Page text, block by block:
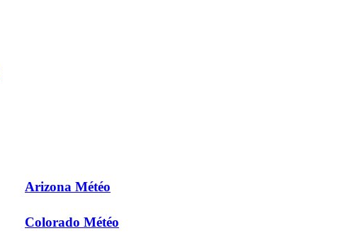
Arizona Météo
Colorado Météo